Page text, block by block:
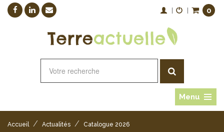
0
Menu
Accueil / Actualités / Catalogue 2026